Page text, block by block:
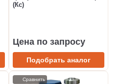
(Кс)
Цена по запросу
Подобрать аналог
Сравнить